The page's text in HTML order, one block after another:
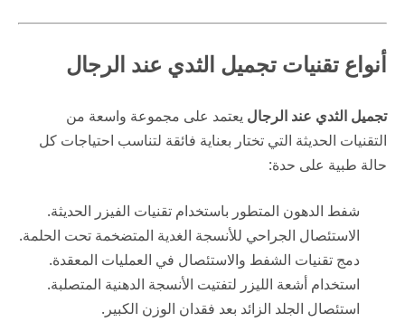
أنواع تقنيات تجميل الثدي عند الرجال
تجميل الثدي عند الرجال يعتمد على مجموعة واسعة من
التقنيات الحديثة التي تختار بعناية فائقة لتناسب احتياجات كل
حالة طبية على حدة:
شفط الدهون المتطور باستخدام تقنيات الفيزر الحديثة.
الاستئصال الجراحي للأنسجة الغدية المتضخمة تحت الحلمة.
دمج تقنيات الشفط والاستئصال في العمليات المعقدة.
استخدام أشعة الليزر لتفتيت الأنسجة الدهنية المتصلبة.
استئصال الجلد الزائد بعد فقدان الوزن الكبير.